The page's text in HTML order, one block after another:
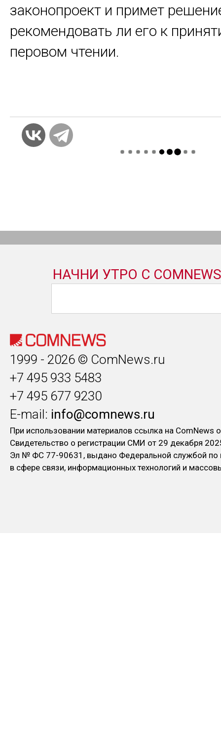
законопроект и примет
рекомендовать ли его к
перовом чтении.
1999 - 2026 © ComNews.ru
+7 495 933 5483
+7 495 677 9230
E-mail: info@comnews.ru
При использовании материалов ссылка на ComNews
Свидетельство о регистрации СМИ от 29 декабря
Эл № ФC 77-90631, выдано Федеральной службой по
в сфере связи, информационных технологий и